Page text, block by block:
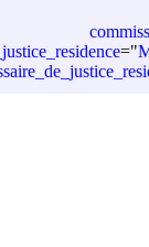
="